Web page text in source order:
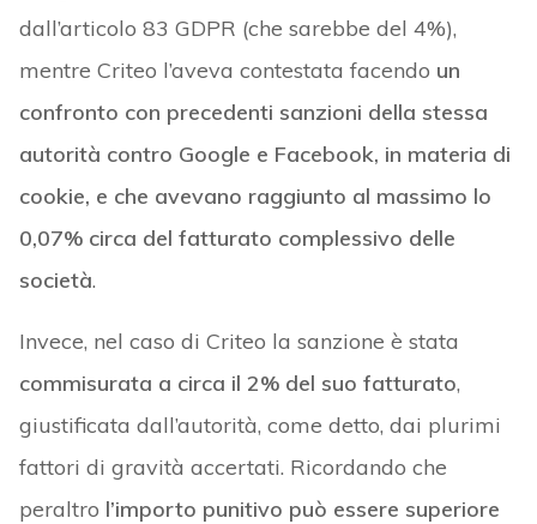
dall’articolo 83 GDPR (che sarebbe del 4%),
mentre Criteo l’aveva contestata facendo un
confronto con precedenti sanzioni della stessa
autorità contro Google e Facebook, in materia di
cookie, e che avevano raggiunto al massimo lo
0,07% circa del fatturato complessivo delle
società.
Invece, nel caso di Criteo la sanzione è stata
commisurata a circa il 2% del suo fatturato,
giustificata dall’autorità, come detto, dai plurimi
fattori di gravità accertati. Ricordando che
peraltro l’importo punitivo può essere superiore